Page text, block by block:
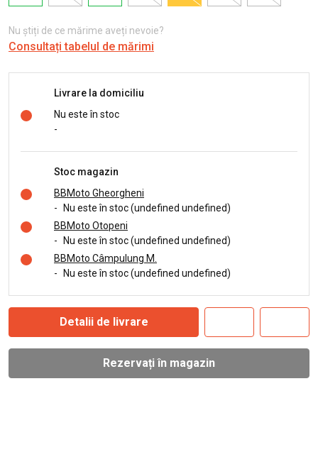
Nu știți de ce mărime aveți nevoie?
Consultați tabelul de mărimi
Livrare la domiciliu
Nu este în stoc
-
Stoc magazin
BBMoto Gheorgheni
-
Nu este în stoc (undefined undefined)
BBMoto Otopeni
-
Nu este în stoc (undefined undefined)
BBMoto Câmpulung M.
-
Nu este în stoc (undefined undefined)
Detalii de livrare
Rezervați în magazin